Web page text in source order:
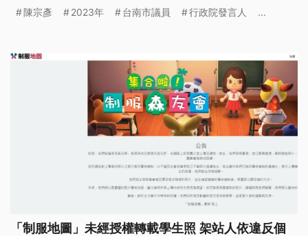
陳宗彥 2023年 台南市議員 行政院發言人 ...
「制服地圖」未經授權轉載學生照 架站人依違反個